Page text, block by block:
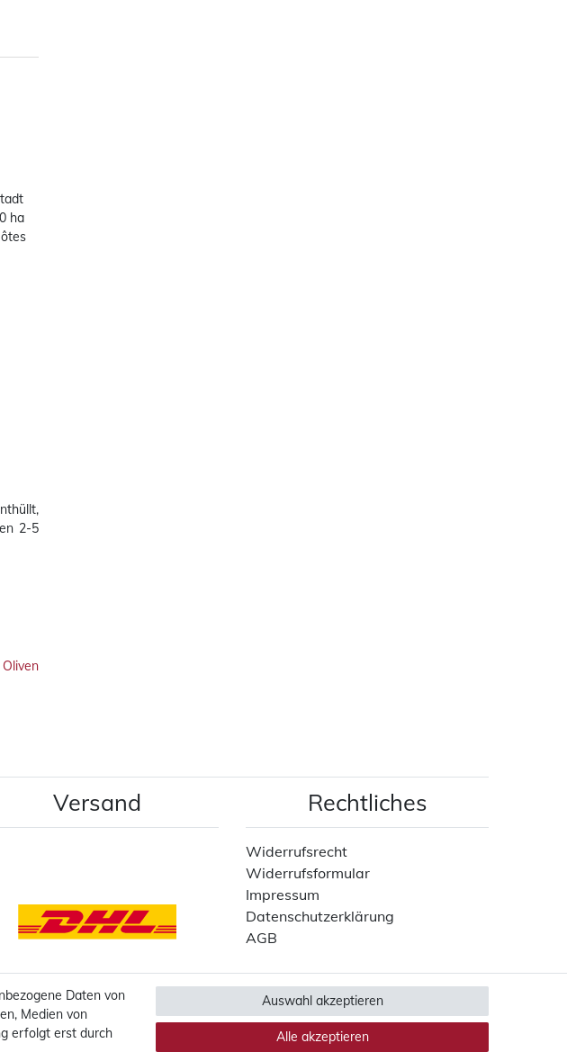
ha
2-5
Versand
Mehr Informationen
Rechtliches
Widerrufsrecht
Widerrufsformular
Impressum
Datenschutzerklärung
AGB
Daten von
Medien von
erfolgt erst durch
Alle akzeptieren
Auswahl akzeptieren